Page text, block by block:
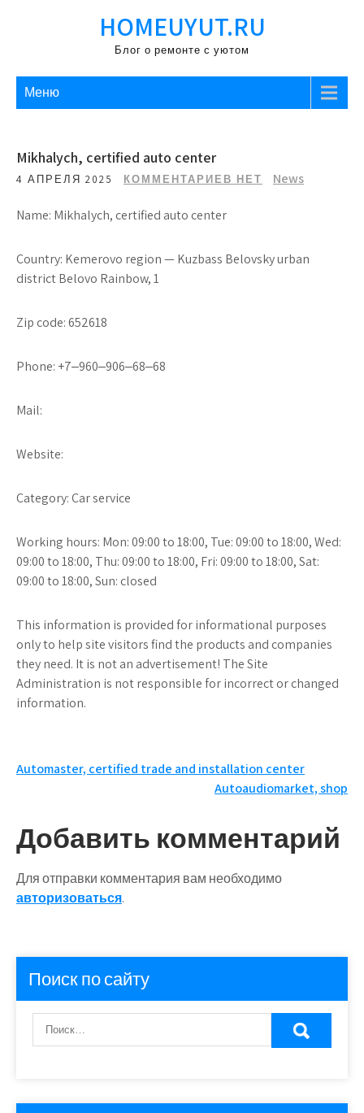
HOMEUYUT.RU
Блог о ремонте с уютом
Меню
Mikhalych, certified auto center
4 АПРЕЛЯ 2025 КОММЕНТАРИЕВ НЕТ News
Name: Mikhalych, certified auto center
Country: Kemerovo region — Kuzbass Belovsky urban
district Belovo Rainbow, 1
Zip code: 652618
Phone: +7‒960‒906‒68‒68
Mail:
Website:
Category: Car service
Working hours: Mon: 09:00 to 18:00, Tue: 09:00 to 18:00, Wed:
09:00 to 18:00, Thu: 09:00 to 18:00, Fri: 09:00 to 18:00, Sat:
09:00 to 18:00, Sun: closed
This information is provided for informational purposes
only to help site visitors find the products and companies
they need. It is not an advertisement! The Site
Administration is not responsible for incorrect or changed
information.
Навигация
записям
Automaster, certified trade and installation center
Autoaudiomarket, shop
Добавить комментарий
Для отправки комментария вам необходимо
авторизоваться.
Поиск по сайту